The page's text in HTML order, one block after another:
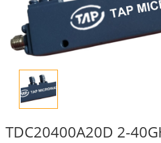
TDC20400A20D 2-